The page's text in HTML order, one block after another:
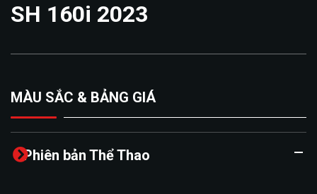
SH 160i 2023
So sánh
6
MÀU SẮC & BẢNG GIÁ
Phiên bản Thể Thao